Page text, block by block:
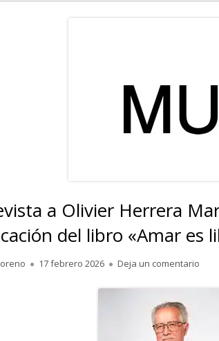
a Olivier Herrera
del libro «Amar es
Publicado
17 febrero 2026 Deja un comentario